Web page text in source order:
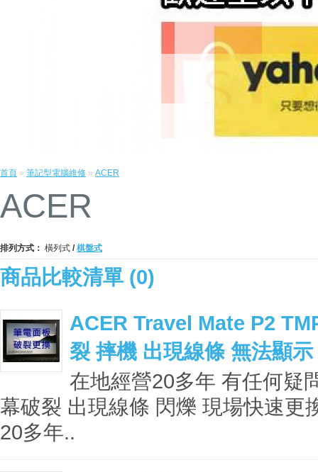
首頁 » 筆記型電腦維修 » ACER
ACER
排列方式： 橫列式 / 棋盤式
商品比較清單 (0)
ACER Travel Mate P2
裂 摔機 出現線條 無法顯示
在地經營20多年 有任何疑
幕破裂 出現線條 閃爍 現場快速更
20多年..